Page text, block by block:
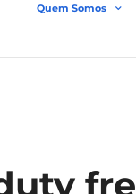
Quem Somos